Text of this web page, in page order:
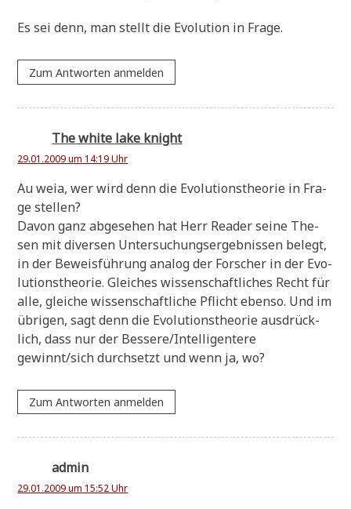
Es sei denn, man stellt die Evo­lu­ti­on in Frage.
Zum Antworten anmelden
The white lake knight
29.01.2009 um 14:19 Uhr
Au weia, wer wird denn die Evo­lu­ti­ons­theo­rie in Fra­
ge stellen?
Davon ganz abge­se­hen hat Herr Rea­der sei­ne The­
sen mit diver­sen Unter­su­chungs­er­geb­nis­sen belegt,
in der Beweis­füh­rung ana­log der For­scher in der Evo­
lu­ti­ons­theo­rie. Glei­ches wis­sen­schaft­li­ches Recht für
alle, glei­che wis­sen­schaft­li­che Pflicht eben­so. Und im
übri­gen, sagt denn die Evo­lu­ti­ons­theo­rie aus­drück­
lich, dass nur der Bessere/Intelligentere
gewinnt/sich durch­setzt und wenn ja, wo?
Zum Antworten anmelden
admin
29.01.2009 um 15:52 Uhr